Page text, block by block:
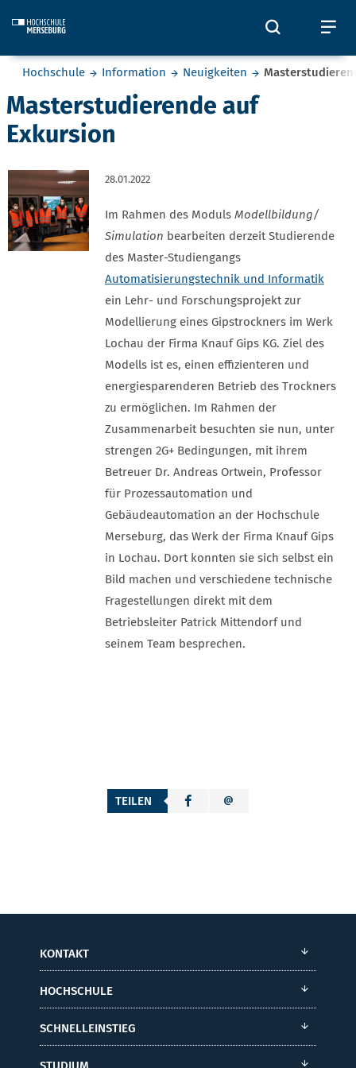
Öffnet
Sie befinden sich hier:
Hochschule Information Neuigkeiten
Masterstudierende auf
Exkursion
28.01.2022
Im Rahmen des Moduls Modellbildung/
Simulation bearbeiten derzeit Studierende
des Master-Studiengangs
Automatisierungstechnik und Informatik
ein Lehr- und Forschungsprojekt zur
Modellierung eines Gipstrockners im Werk
Lochau der Firma Knauf Gips KG. Ziel des
Modells ist es, einen effizienteren und
energiesparenderen Betrieb des Trockners
zu ermöglichen. Im Rahmen der
Zusammenarbeit besuchten sie nun, unter
strengen 2G+ Bedingungen, mit ihrem
Betreuer Dr. Andreas Ortwein, Professor
für Prozessautomation und
Gebäudeautomation an der Hochschule
Merseburg, das Werk der Firma Knauf Gips
in Lochau. Dort konnten sie sich selbst ein
Bild machen und verschiedene technische
Fragestellungen direkt mit dem
Betriebsleiter Patrick Mittendorf und
seinem Team besprechen.
TEILEN
KONTAKT
HOCHSCHULE
SCHNELLEINSTIEG